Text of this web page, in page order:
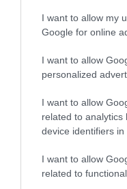
I want to allow my
Google for online
I want to allow
personalized
I want to allow
related to analytics
device identifiers in
I want to allow
related to
06.08.2026 | 22:02
Ένας χρόνος